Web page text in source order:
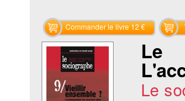
Commander le livre 12 €
Le
Le